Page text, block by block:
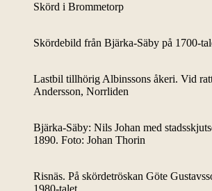
Skörd i Brommetorp
Skördebild från Bjärka-Säby på 1700-
Lastbil tillhörig Albinssons åkeri. Vid
Andersson, Norrliden
Bjärka-Säby: Nils Johan med
1890. Foto: Johan Thorin
Risnäs. På skördetröskan Göte